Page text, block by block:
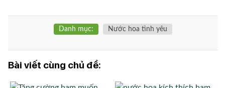
Danh mục: Nước hoa tình yêu
Bài viết cùng chủ đề: